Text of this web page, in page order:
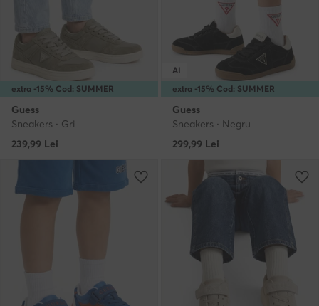
extra -15% Cod: SUMMER
Guess
Sneakers · Gri
239,99 Lei
extra -15% Cod: SUMMER
AI
Guess
Sneakers · Negru
299,99 Lei